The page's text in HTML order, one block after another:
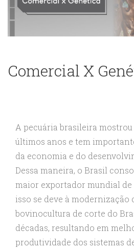
Comercial X
A pecuária brasileira
últimos anos e tem
da economia e do
Dessa maneira, o Brasil
maior exportador mundial de
isso se deve à modernização
bovinocultura de corte do
décadas, resultando em
produtividade dos sistemas